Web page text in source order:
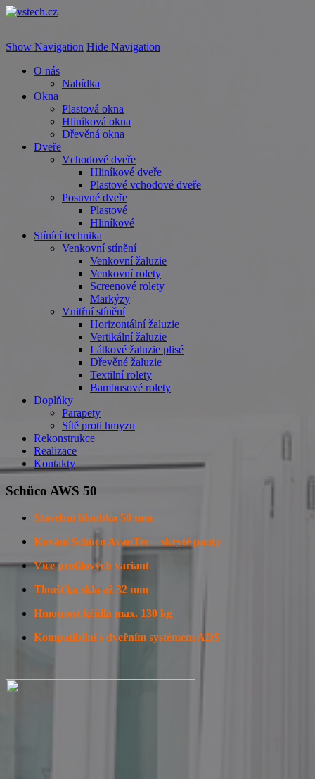
Show Navigation Hide Navigation
O nás
Nabídka
Okna
Plastová okna
Hliníková okna
Dřevěná okna
Dveře
Vchodové dveře
Hliníkové dveře
Plastové vchodové dveře
Posuvné dveře
Plastové
Hliníkové
Stínící technika
Venkovní stínění
Venkovní žaluzie
Venkovní rolety
Screenové rolety
Markýzy
Vnitřní stínění
Horizontální žaluzie
Vertikální žaluzie
Látkové žaluzie plisé
Dřevěné žaluzie
Textilní rolety
Bambusové rolety
Doplňky
Parapety
Sítě proti hmyzu
Rekonstrukce
Realizace
Kontakty
Schüco AWS 50
Stavební hloubka 50 mm
Kování Schüco AvanTec – skryté panty
Více profilových variant
Tloušťka skla až 32 mm
Hmotnost křídla max. 130 kg
Kompatibilní s dveřním systémem ADS